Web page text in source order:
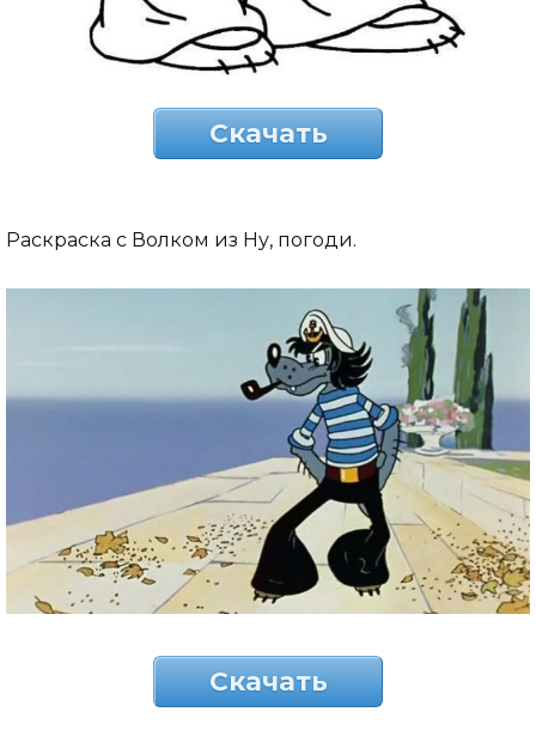
Скачать
Раскраска с Волком из Ну, погоди.
Скачать